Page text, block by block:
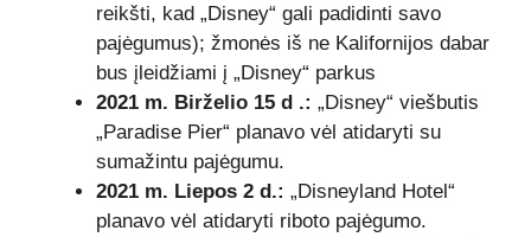
reikšti, kad „Disney“ gali padidinti savo
pajėgumus); žmonės iš ne Kalifornijos dabar
bus įleidžiami į „Disney“ parkus
2021 m. Birželio 15 d .: „Disney“ viešbutis
„Paradise Pier“ planavo vėl atidaryti su
sumažintu pajėgumu.
2021 m. Liepos 2 d.: „Disneyland Hotel“
planavo vėl atidaryti riboto pajėgumo.